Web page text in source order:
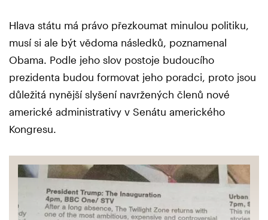
Hlava státu má právo přezkoumat minulou politiku,
musí si ale být vědoma následků, poznamenal
Obama. Podle jeho slov postoje budoucího
prezidenta budou formovat jeho poradci, proto jsou
důležitá nynější slyšení navržených členů nové
americké administrativy v Senátu amerického
Kongresu.